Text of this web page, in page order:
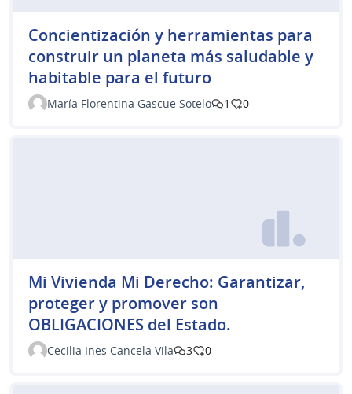
Concientización y herramientas para
construir un planeta más saludable y
habitable para el futuro
María Florentina Gascue Sotelo 1 0
Mi Vivienda Mi Derecho: Garantizar,
proteger y promover son
OBLIGACIONES del Estado.
Cecilia Ines Cancela Vila 3 0